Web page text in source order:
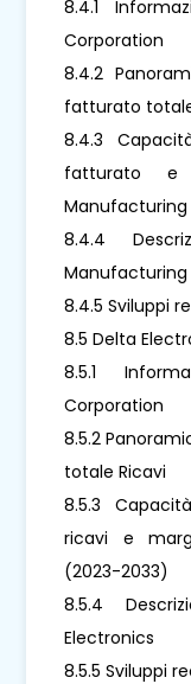
8.4.1
Corporation
8.4.2
fatturato
8.4.3
fatturato e
8.4.4
Manufacturing
8.4.5 Sviluppi
8.5 Delta
8.5.1
Corporation
8.5.2
totale Ricavi
8.5.3
ricavi e
(2023-2033)
8.5.4
Electronics
8.5.5 Sviluppi